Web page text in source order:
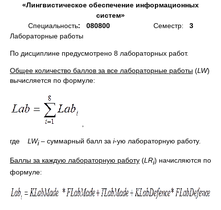
«Лингвистическое обеспечение информационных
систем»
Специальность: 080800 Семестр: 3
Лабораторные работы
По дисциплине предусмотрено 8 лабораторных работ.
Общее количество баллов за все лабораторные работы (LW)
вычисляется по формуле:
где LWi– суммарный балл за i-ую лабораторную работу.
Баллы за каждую лабораторную работу (LRi) начисляются по
формуле: